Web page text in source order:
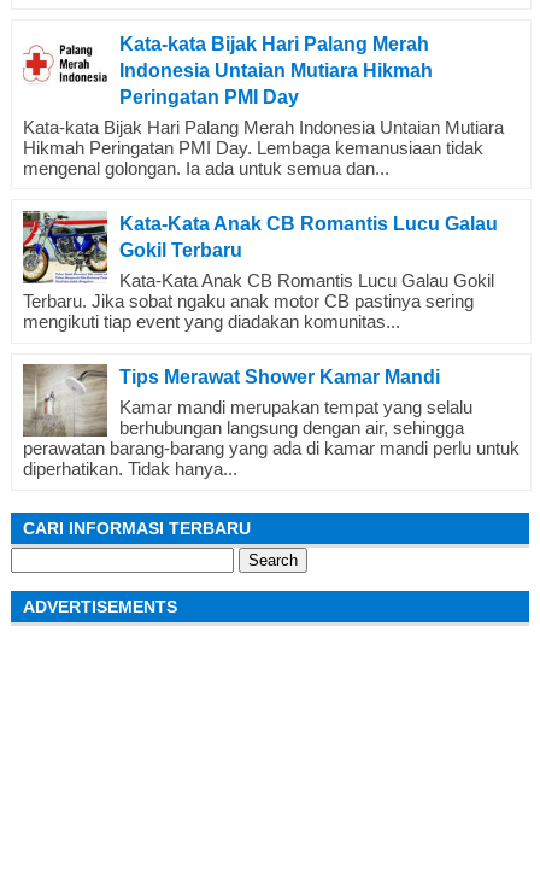
Kata-kata Bijak Hari Palang Merah
Indonesia Untaian Mutiara Hikmah
Peringatan PMI Day
Kata-kata Bijak Hari Palang Merah Indonesia Untaian Mutiara
Hikmah Peringatan PMI Day. Lembaga kemanusiaan tidak
mengenal golongan. Ia ada untuk semua dan...
Kata-Kata Anak CB Romantis Lucu Galau
Gokil Terbaru
Kata-Kata Anak CB Romantis Lucu Galau Gokil
Terbaru. Jika sobat ngaku anak motor CB pastinya sering
mengikuti tiap event yang diadakan komunitas...
Tips Merawat Shower Kamar Mandi
Kamar mandi merupakan tempat yang selalu
berhubungan langsung dengan air, sehingga
perawatan barang-barang yang ada di kamar mandi perlu untuk
diperhatikan. Tidak hanya...
CARI INFORMASI TERBARU
for:
ADVERTISEMENTS